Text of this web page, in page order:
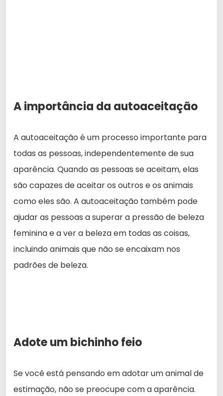
A importância da autoaceitação
A autoaceitação é um processo importante para
todas as pessoas, independentemente de sua
aparência. Quando as pessoas se aceitam, elas
são capazes de aceitar os outros e os animais
como eles são. A autoaceitação também pode
ajudar as pessoas a superar a pressão de beleza
feminina e a ver a beleza em todas as coisas,
incluindo animais que não se encaixam nos
padrões de beleza.
Adote um bichinho feio
Se você está pensando em adotar um animal de
estimação, não se preocupe com a aparência.